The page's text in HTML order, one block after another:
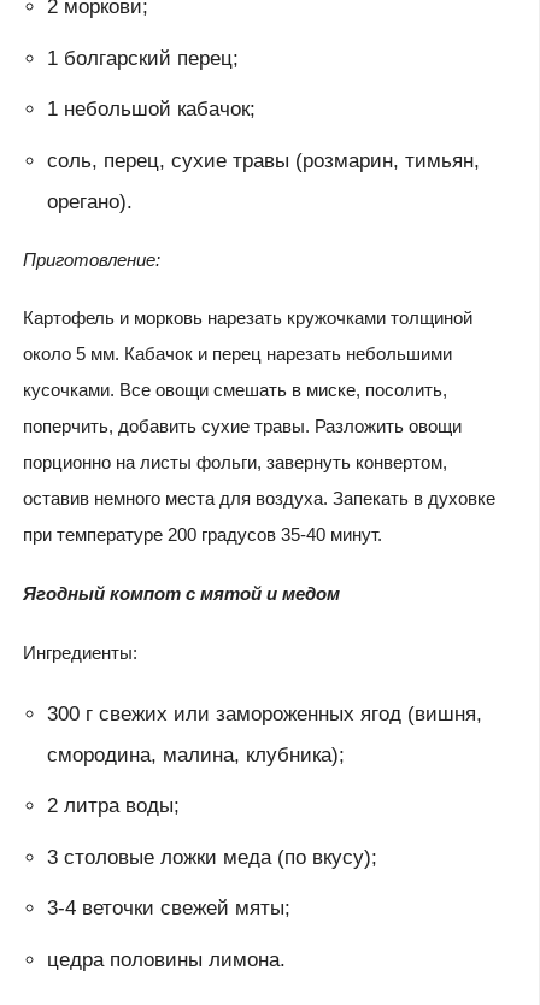
2 моркови;
1 болгарский перец;
1 небольшой кабачок;
соль, перец, сухие травы (розмарин, тимьян,
орегано).
Приготовление:
Картофель и морковь нарезать кружочками толщиной
около 5 мм. Кабачок и перец нарезать небольшими
кусочками. Все овощи смешать в миске, посолить,
поперчить, добавить сухие травы. Разложить овощи
порционно на листы фольги, завернуть конвертом,
оставив немного места для воздуха. Запекать в духовке
при температуре 200 градусов 35-40 минут.
Ягодный компот с мятой и медом
Ингредиенты:
300 г свежих или замороженных ягод (вишня,
смородина, малина, клубника);
2 литра воды;
3 столовые ложки меда (по вкусу);
3-4 веточки свежей мяты;
цедра половины лимона.